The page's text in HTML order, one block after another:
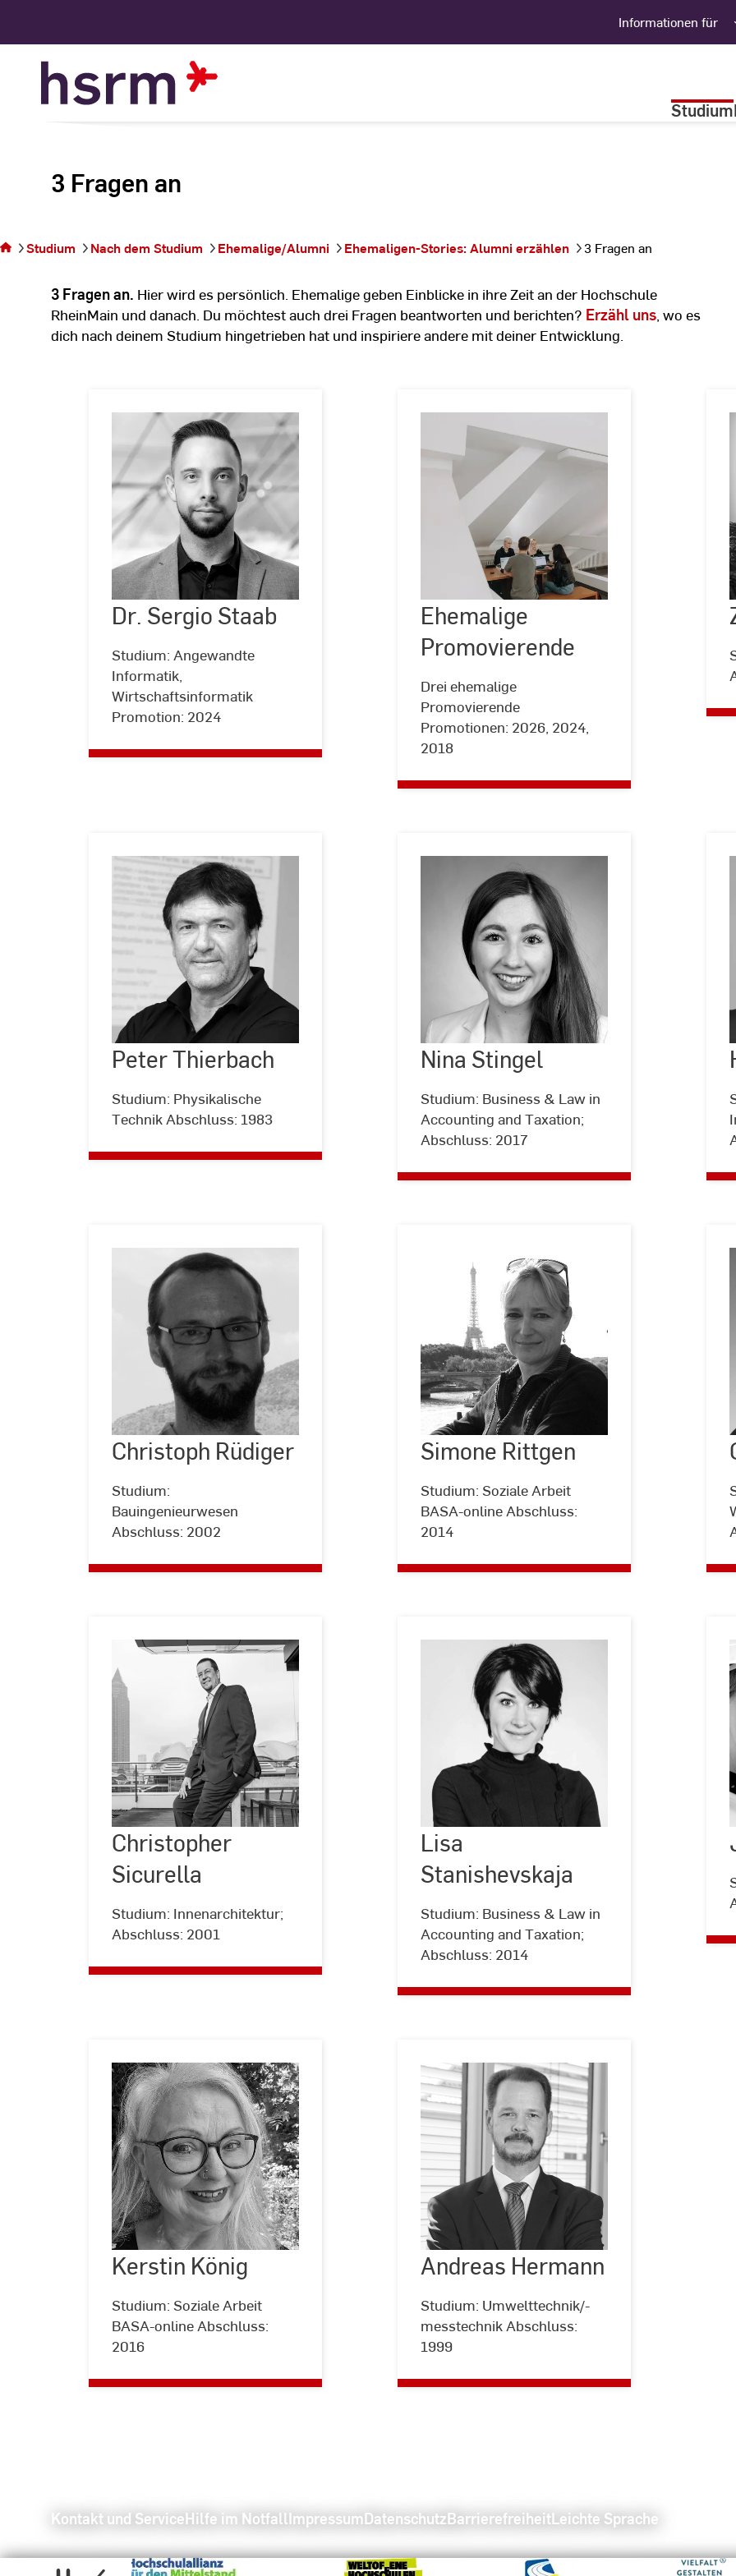
Informationen für
Studium
3 Fragen an
der
Studium Nach dem Studium Ehemalige/Alumni Ehemaligen-Stories: Alumni erzählen 3 Fragen an
3 Fragen an. Hier wird es persönlich. Ehemalige geben Einblicke in ihre Zeit an der Hochschule
RheinMain und danach. Du möchtest auch drei Fragen beantworten und berichten? Erzähl uns , wo es
dich nach deinem Studium hingetrieben hat und inspiriere andere mit deiner Entwicklung.
Dr. Sergio Staab
Studium: Angewandte
Informatik,
Wirtschaftsinformatik
Promotion: 2024
Dr.
Sergio
Staab
©
Kira
Jacobi
Ehemalige
Promovierende
Drei ehemalige
Promovierende
Promotionen: 2026, 2024,
2018
Ehemalige
Promovierende
©
privat
Peter Thierbach
Studium: Physikalische
Technik Abschluss: 1983
Peter
Thierbach
©
privat
Nina Stingel
Studium: Business & Law in
Accounting and Taxation;
Abschluss: 2017
Nina
Stingel
©
Privat
Christoph Rüdiger
Studium:
Bauingenieurwesen
Abschluss: 2002
Christoph
Rüdiger
©
privat
Simone Rittgen
Studium: Soziale Arbeit
BASA-online Abschluss:
2014
Simone
Rittgen
©
Karsten
Thormaehlen
Christopher
Sicurella
Studium: Innenarchitektur;
Abschluss: 2001
Christopher
Sicurella
©Privat
Lisa
Stanishevskaja
Studium: Business & Law in
Accounting and Taxation;
Abschluss: 2014
Stanishevskaja
©
Kerstin
König
Kerstin König
Studium: Soziale Arbeit
BASA-online Abschluss:
2016
Kerstin
König
©
privat
Andreas Hermann
Studium: Umwelttechnik/-
messtechnik Abschluss:
1999
Andreas
Hermann
Kontakt und ServiceHilfe im NotfallImpressumDatenschutzBarrierefreiheitLeichte Sprache